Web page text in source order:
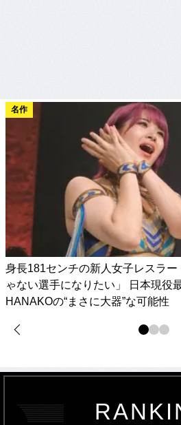
名作
身長181センチの新人女子レスラー
ゃない選手になりたい」 日本現役
HANAKOの“まさに大器”な可能性